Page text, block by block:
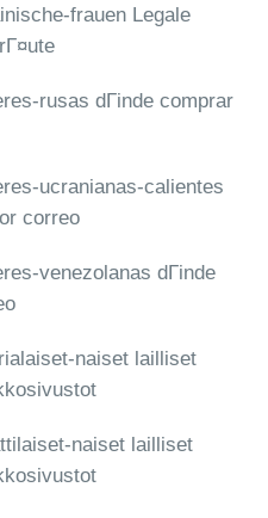
frauen Legale
rusas dГіnde comprar
ucranianas-calientes
correo
venezolanas dГіnde
naiset lailliset
naiset lailliset